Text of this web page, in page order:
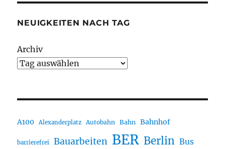
NEUIGKEITEN NACH TAG
Archiv
A100 Alexanderplatz Autobahn Bahn Bahnhof
barrierefrei Bauarbeiten BER Berlin Bus